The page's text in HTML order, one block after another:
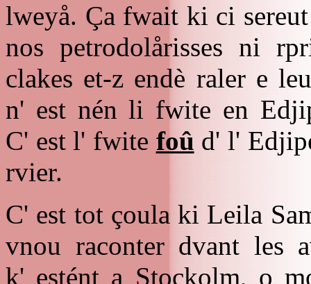
lweyå. Ça fwait ki ci
nos petrodolårisses ni
clakes et-z endè raler e
n' est nén li fwite en
C' est l' fwite foû d' l'
rvier.
C' est tot çoula ki Leila
vnou raconter dvant les
k' estént a Stockolm, o